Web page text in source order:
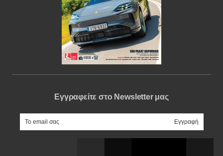
Εγγραφείτε στο Newsletter μας
e-mail